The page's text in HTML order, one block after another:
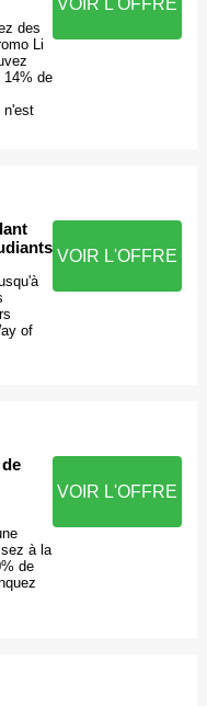
des
Li
14% de
n'est
of
VOIR L'OFFRE
à la
de
VOIR L'OFFRE